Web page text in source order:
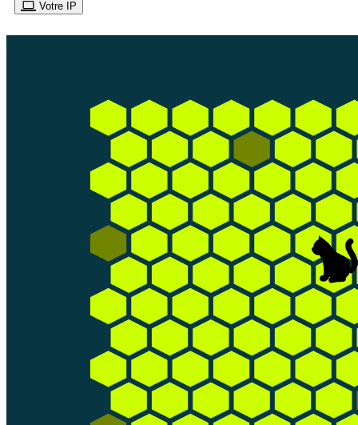
Votre IP